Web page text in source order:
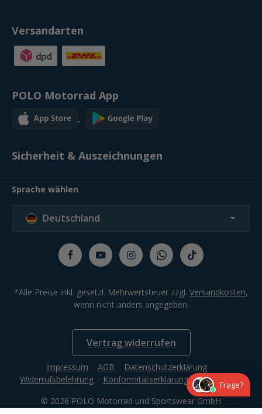
Versandarten
POLO Motorrad App
Sicherheit & Auszeichnungen
Sprache wählen
Deutschland
*Alle Preise inkl. gesetzl. Mehrwertsteuer zzgl. Versandkosten,
wenn nicht anders angegeben.
© 2026 POLO Motorrad und Sportswear GmbH
Vertrag widerrufen
Impressum AGB
Datenschutzerklärung
Widerrufsbelehrung
Konformitätserklärung Compliance
Frage?